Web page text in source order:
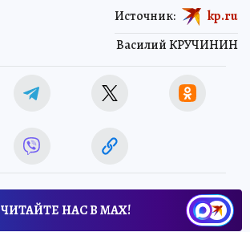
Василий КРУЧИНИН
Источник: kp.ru
ЧИТАЙТЕ НАС В МАХ!